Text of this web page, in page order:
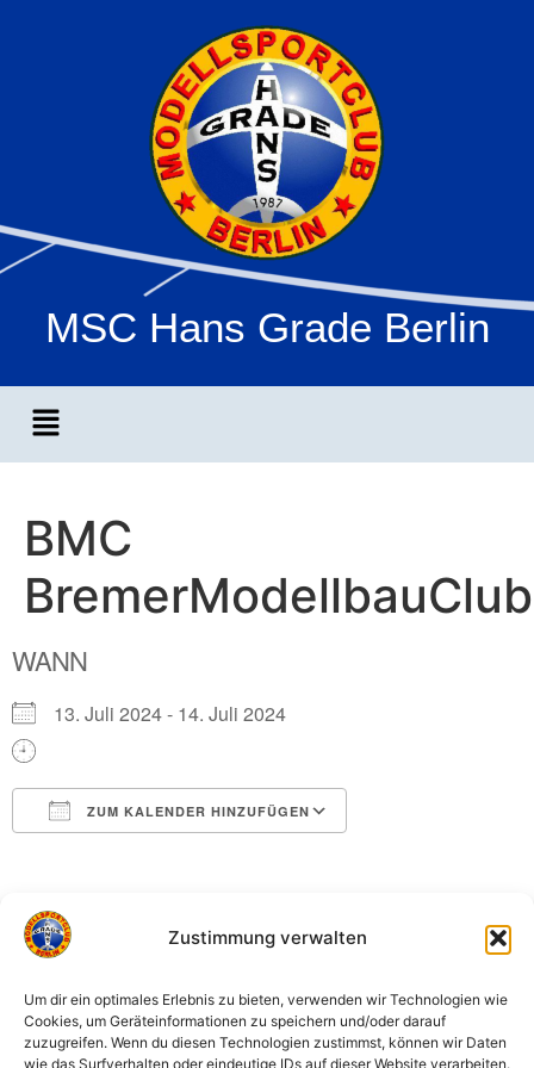
Zustimmung verwalten
Um dir ein optimales Erlebnis zu bieten, verwenden wir Technologien wie
Cookies, um Geräteinformationen zu speichern und/oder darauf
zuzugreifen. Wenn du diesen Technologien zustimmst, können wir Daten
wie das Surfverhalten oder eindeutige IDs auf dieser Website verarbeiten.
MSC Hans Grade Berlin
BMC
BremerModellbauClub
WANN
13. Juli 2024 - 14. Juli 2024
ZUM KALENDER HINZUFÜGEN
Modellbauausstellung im Aeronauticum – Deutsches
Luftschiff- und Marinefliegermuseum – Nordholz
Peter-Strasser-Platz 3
BMC – Website